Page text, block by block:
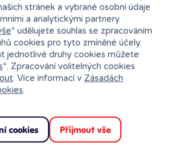
nelze doručit
na pobočce
stránek a vybrané osobní údaje
a analytickými partnery.
“ udělujete souhlas se zpracováním
cookies pro tyto zmíněné účely.
jednotlivé druhy cookies můžete
“. Zpracování volitelných cookies
. Více informací v Zásadách
.
cookies Přijmout vše